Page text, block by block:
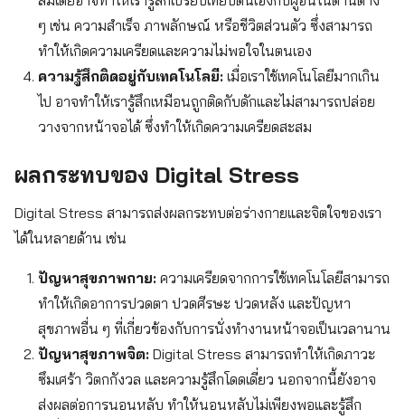
ๆ เช่น ความสำเร็จ ภาพลักษณ์ หรือชีวิตส่วนตัว ซึ่งสามารถ
ทำให้เกิดความเครียดและความไม่พอใจในตนเอง
ความรู้สึกติดอยู่กับเทคโนโลยี:เมื่อเราใช้เทคโนโลยีมากเกิน
ไป อาจทำให้เรารู้สึกเหมือนถูกติดกับดักและไม่สามารถปล่อย
วางจากหน้าจอได้ ซึ่งทำให้เกิดความเครียดสะสม
ผลกระทบของ Digital Stress
Digital Stress สามารถส่งผลกระทบต่อร่างกายและจิตใจของเรา
ได้ในหลายด้าน เช่น
ปัญหาสุขภาพกาย:ความเครียดจากการใช้เทคโนโลยีสามารถ
ทำให้เกิดอาการปวดตา ปวดศีรษะ ปวดหลัง และปัญหา
สุขภาพอื่น ๆ ที่เกี่ยวข้องกับการนั่งทำงานหน้าจอเป็นเวลานาน
ปัญหาสุขภาพจิต:Digital Stress สามารถทำให้เกิดภาวะ
ซึมเศร้า วิตกกังวล และความรู้สึกโดดเดี่ยว นอกจากนี้ยังอาจ
ส่งผลต่อการนอนหลับ ทำให้นอนหลับไม่เพียงพอและรู้สึก